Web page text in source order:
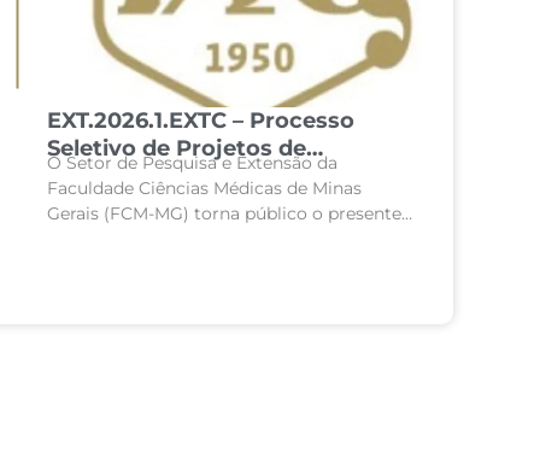
EXT.2026.1.EXTC – Processo
Seletivo de Projetos de
Extensão Extracurricular da
Faculdade de Ciências Médicas
de Minas Gerais – 1º semestre de
O Setor de Pesquisa e Extensão da
Faculdade Ciências Médicas de Minas
Gerais (FCM-MG) torna público o presente